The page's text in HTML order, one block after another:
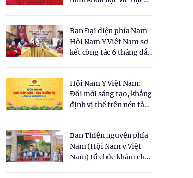
cho Luật Y dược cổ
truyền Việt Nam"
Ban Đại diện phía Nam
Hội Nam Y Việt Nam sơ
kết công tác 6 tháng đầu
Hội Nam Y Việt Nam:
Đổi mới sáng tạo, khẳng
định vị thế trên nền tảng
Ban Thiện nguyện phía
Nam (Hội Nam y Việt
Nam) tổ chức khám chữa